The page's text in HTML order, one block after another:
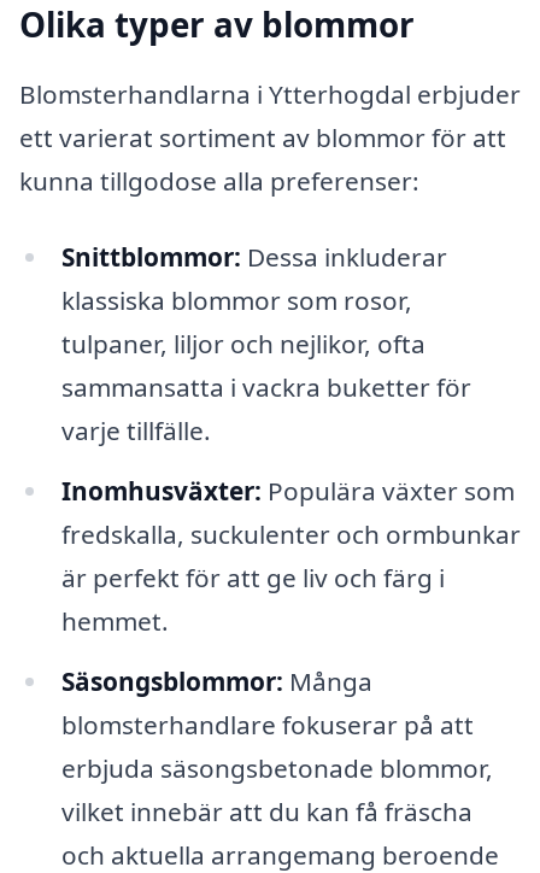
Olika typer av blommor
Blomsterhandlarna i Ytterhogdal erbjuder
ett varierat sortiment av blommor för att
kunna tillgodose alla preferenser:
Snittblommor: Dessa inkluderar
klassiska blommor som rosor,
tulpaner, liljor och nejlikor, ofta
sammansatta i vackra buketter för
varje tillfälle.
Inomhusväxter: Populära växter som
fredskalla, suckulenter och ormbunkar
är perfekt för att ge liv och färg i
hemmet.
Säsongsblommor: Många
blomsterhandlare fokuserar på att
erbjuda säsongsbetonade blommor,
vilket innebär att du kan få fräscha
och aktuella arrangemang beroende